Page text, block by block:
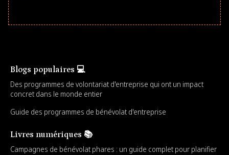
Blogs populaires 💻
Des programmes de volontariat d'entreprise qui ont un impact
concret dans le monde entier
Guide des programmes de bénévolat d'entreprise
Livres numériques 📚
Campagnes de bénévolat phares : un guide complet pour planifier